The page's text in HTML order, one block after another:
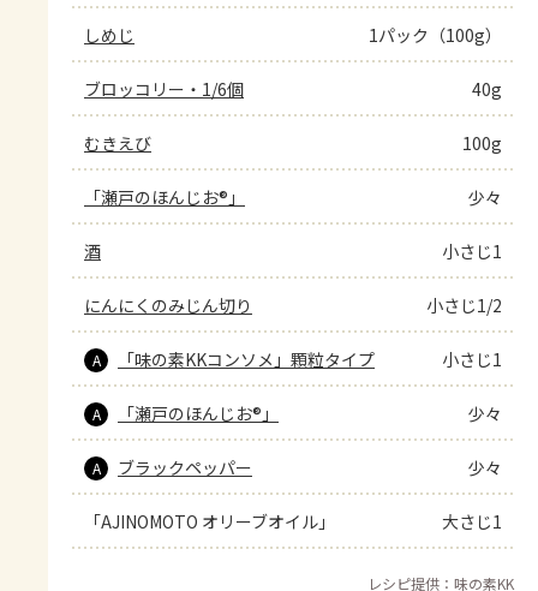
しめじ 1パック（100g）
ブロッコリー・1/6個 40g
むきえび 100g
「瀬戸のほんじお®」 少々
酒 小さじ1
にんにくのみじん切り 小さじ1/2
A 「味の素KKコンソメ」顆粒タイプ 小さじ1
A 「瀬戸のほんじお®」 少々
A ブラックペッパー 少々
「AJINOMOTO オリーブオイル」 大さじ1
レシピ提供：味の素KK